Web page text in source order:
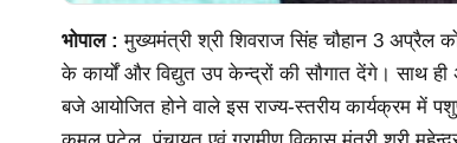
भोपाल : मुख्यमंत्री श्री शिवराज सिंह चौहान 3 अप्रैल
के कार्यों और विद्युत उप केन्द्रों की सौगात देंगे। साथ
बजे आयोजित होने वाले इस राज्य-स्तरीय कार्यक्रम में